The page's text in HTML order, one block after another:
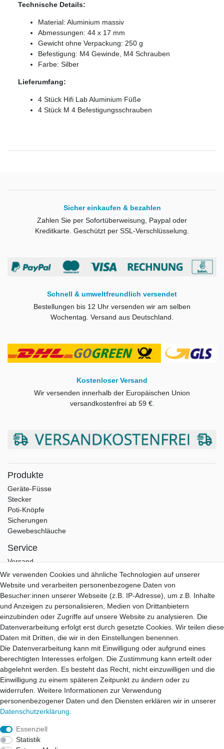
Technische Details:
Material: Aluminium massiv
Abmessungen: 44 x 17 mm
Gewicht ohne Verpackung: 250 g
Befestigung: M4 Gewinde, M4 Schrauben
Farbe: Silber
Lieferumfang:
4 Stück Hifi Lab Aluminium Füße
4 Stück M 4 Befestigungsschrauben
Sicher einkaufen & bezahlen
Zahlen Sie per Sofortüberweisung, Paypal oder
Kreditkarte. Geschützt per SSL-Verschlüsselung.
Schnell & umweltfreundlich versendet
Bestellungen bis 12 Uhr versenden wir am selben
Wochentag. Versand aus Deutschland.
Kostenloser Versand
Wir versenden innerhalb der Europäischen Union
versandkostenfrei ab59 €.
Produkte
Geräte-Füsse
Stecker
Poti-Knöpfe
Sicherungen
Gewebeschläuche
Service
Versand
Zahlung
Garantie
Kontakt
Hifi Lab
Über Uns
Mein Konto
Anmelden
Registrieren
B2B Partner
B2B Programm
B2B Anfrage
B2B Login
Wir verwenden Cookies und ähnliche Technologien auf unserer
Website und verarbeiten personenbezogene Daten von
Besucher:innen unserer Webseite (z.B. IP-Adresse), um z.B. Inhalte
und Anzeigen zu personalisieren, Medien von Drittanbietern
einzubinden oder Zugriffe auf unsere Website zu analysieren. Die
Datenverarbeitung erfolgt erst durch gesetzte Cookies. Wir teilen diese
Daten mit Dritten, die wir in den Einstellungen benennen.
Die Datenverarbeitung kann mit Einwilligung oder aufgrund eines
berechtigten Interesses erfolgen. Die Zustimmung kann erteilt oder
abgelehnt werden. Es besteht das Recht, nicht einzuwilligen und die
Einwilligung zu einem späteren Zeitpunkt zu ändern oder zu
widerrufen. Weitere Informationen zur Verwendung
personenbezogener Daten und den Diensten erklären wir in unserer
Daten­schutz­erklärung
Essenziell
Statistik